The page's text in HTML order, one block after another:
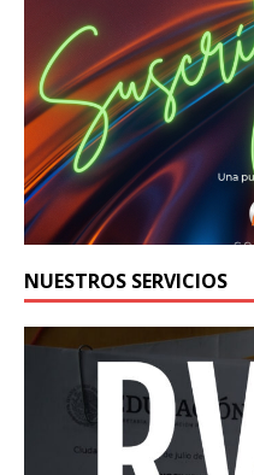
NUESTROS SERVICIOS